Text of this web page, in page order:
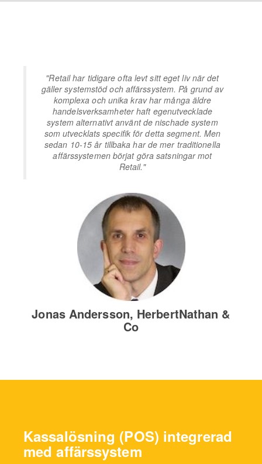
"Retail har tidigare ofta levt sitt eget liv när det
gäller systemstöd och affärssystem. På grund av
komplexa och unika krav har många äldre
handelsverksamheter haft egenutvecklade
system alternativt använt de nischade system
som utvecklats specifik för detta segment. Men
sedan 10-15 år tillbaka har de mer traditionella
affärssystemen börjat göra satsningar mot
Retail."
Jonas Andersson, HerbertNathan &
Co
Kassalösning (POS) integrerad
med affärssystem